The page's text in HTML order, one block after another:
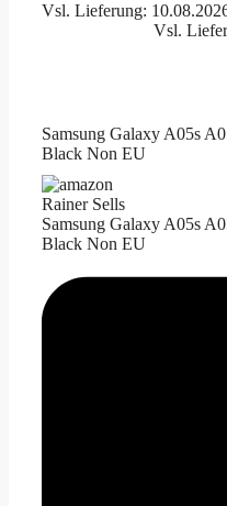
Vsl. Lieferung:
Vsl.
Samsung Galaxy A05s
Black Non EU
Rainer Sells
Samsung Galaxy A05s
Black Non EU